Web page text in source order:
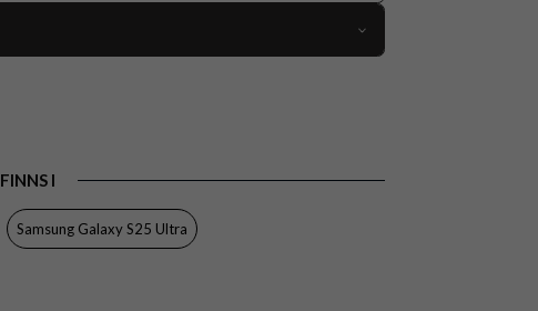
Dragkedja, Handrem, Kortfack
Konstläder, Mjukplast (TPU)
FINNS I
Samsung Galaxy S25 Ultra